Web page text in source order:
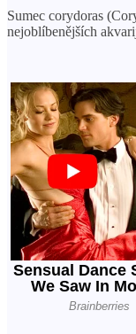
Sumec corydoras
nejoblíbenějších